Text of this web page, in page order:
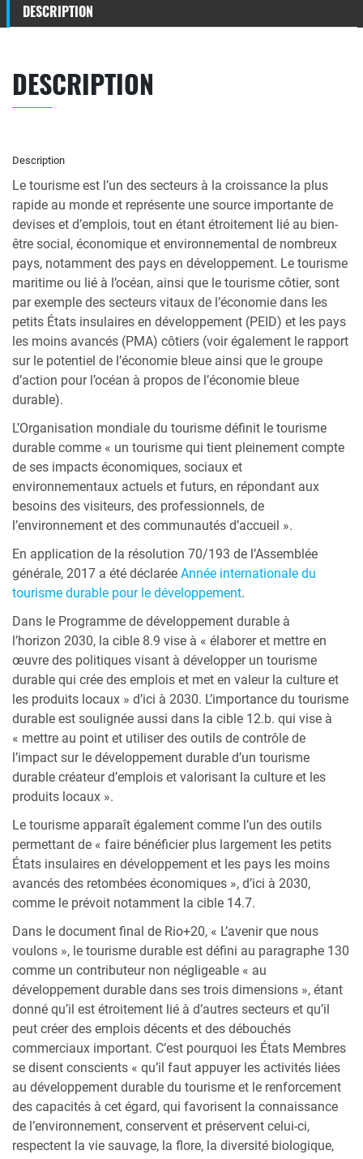
DESCRIPTION
DESCRIPTION
Description
Le tourisme est l’un des secteurs à la croissance la plus
rapide au monde et représente une source importante de
devises et d’emplois, tout en étant étroitement lié au bien-
être social, économique et environnemental de nombreux
pays, notamment des pays en développement. Le tourisme
maritime ou lié à l’océan, ainsi que le tourisme côtier, sont
par exemple des secteurs vitaux de l’économie dans les
petits États insulaires en développement (PEID) et les pays
les moins avancés (PMA) côtiers (voir également le rapport
sur le potentiel de l’économie bleue ainsi que le groupe
d’action pour l’océan à propos de l’économie bleue
durable).
L’Organisation mondiale du tourisme définit le tourisme
durable comme « un tourisme qui tient pleinement compte
de ses impacts économiques, sociaux et
environnementaux actuels et futurs, en répondant aux
besoins des visiteurs, des professionnels, de
l’environnement et des communautés d’accueil ».
En application de la résolution 70/193 de l’Assemblée
générale, 2017 a été déclarée Année internationale du
tourisme durable pour le développement.
Dans le Programme de développement durable à
l’horizon 2030, la cible 8.9 vise à « élaborer et mettre en
œuvre des politiques visant à développer un tourisme
durable qui crée des emplois et met en valeur la culture et
les produits locaux » d’ici à 2030. L’importance du tourisme
durable est soulignée aussi dans la cible 12.b. qui vise à
« mettre au point et utiliser des outils de contrôle de
l’impact sur le développement durable d’un tourisme
durable créateur d’emplois et valorisant la culture et les
produits locaux ».
Le tourisme apparaît également comme l’un des outils
permettant de « faire bénéficier plus largement les petits
États insulaires en développement et les pays les moins
avancés des retombées économiques », d’ici à 2030,
comme le prévoit notamment la cible 14.7.
Dans le document final de Rio+20, « L’avenir que nous
voulons », le tourisme durable est défini au paragraphe 130
comme un contributeur non négligeable « au
développement durable dans ses trois dimensions », étant
donné qu’il est étroitement lié à d’autres secteurs et qu’il
peut créer des emplois décents et des débouchés
commerciaux important. C’est pourquoi les États Membres
se disent conscients « qu’il faut appuyer les activités liées
au développement durable du tourisme et le renforcement
des capacités à cet égard, qui favorisent la connaissance
de l’environnement, conservent et préservent celui-ci,
respectent la vie sauvage, la flore, la diversité biologique,